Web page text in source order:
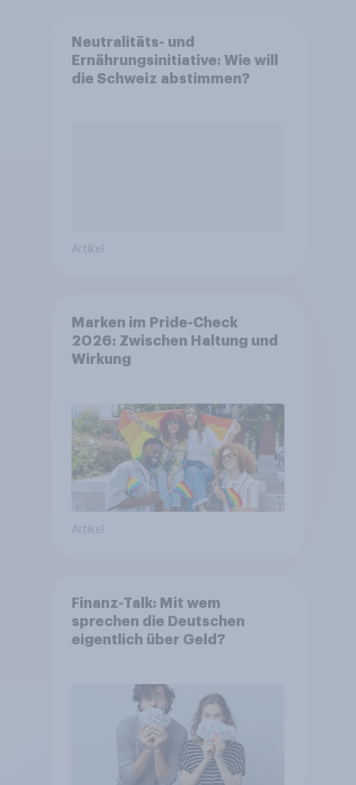
Neutralitäts- und
Ernährungsinitiative: Wie will
die Schweiz abstimmen?
Artikel
Marken im Pride-Check
2026: Zwischen Haltung und
Wirkung
Artikel
Finanz-Talk: Mit wem
sprechen die Deutschen
eigentlich über Geld?